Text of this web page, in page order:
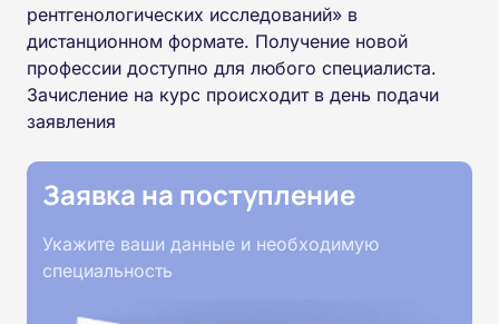
рентгенологических исследований» в
дистанционном формате. Получение новой
профессии доступно для любого специалиста.
Зачисление на курс происходит в день подачи
заявления
Заявка на поступление
Укажите ваши данные и необходимую
специальность